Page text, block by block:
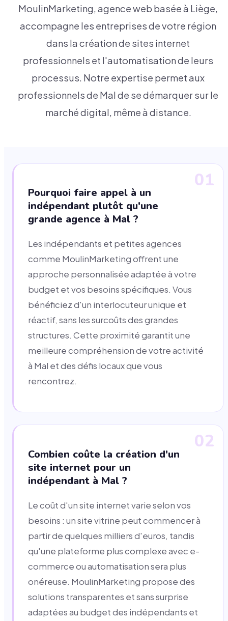
MoulinMarketing, agence web basée à Liège,
accompagne les entreprises de votre région
dans la création de sites internet
professionnels et l'automatisation de leurs
processus. Notre expertise permet aux
professionnels de Mal de se démarquer sur le
marché digital, même à distance.
01
Pourquoi faire appel à un
indépendant plutôt qu'une
grande agence à Mal ?
Les indépendants et petites agences
comme MoulinMarketing offrent une
approche personnalisée adaptée à votre
budget et vos besoins spécifiques. Vous
bénéficiez d'un interlocuteur unique et
réactif, sans les surcoûts des grandes
structures. Cette proximité garantit une
meilleure compréhension de votre activité
à Mal et des défis locaux que vous
rencontrez.
02
Combien coûte la création d'un
site internet pour un
indépendant à Mal ?
Le coût d'un site internet varie selon vos
besoins : un site vitrine peut commencer à
partir de quelques milliers d'euros, tandis
qu'une plateforme plus complexe avec e-
commerce ou automatisation sera plus
onéreuse. MoulinMarketing propose des
solutions transparentes et sans surprise
adaptées au budget des indépendants et